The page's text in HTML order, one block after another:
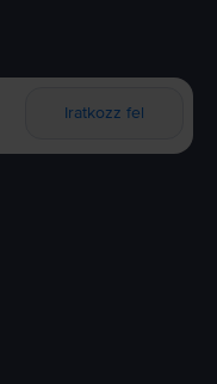
Iratkozz fel